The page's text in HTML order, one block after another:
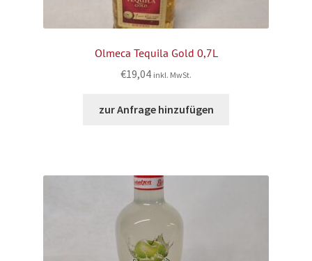
Olmeca Tequila Gold 0,7L
€19,04 inkl. MwSt.
zur Anfrage hinzufügen